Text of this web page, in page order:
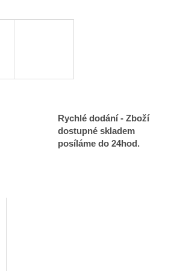
Rychlé dodání - Zboží
dostupné skladem
posíláme do 24hod.